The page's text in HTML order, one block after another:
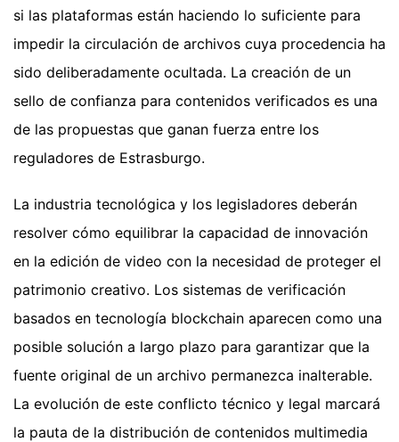
si las plataformas están haciendo lo suficiente para
impedir la circulación de archivos cuya procedencia ha
sido deliberadamente ocultada. La creación de un
sello de confianza para contenidos verificados es una
de las propuestas que ganan fuerza entre los
reguladores de Estrasburgo.
La industria tecnológica y los legisladores deberán
resolver cómo equilibrar la capacidad de innovación
en la edición de video con la necesidad de proteger el
patrimonio creativo. Los sistemas de verificación
basados en tecnología blockchain aparecen como una
posible solución a largo plazo para garantizar que la
fuente original de un archivo permanezca inalterable.
La evolución de este conflicto técnico y legal marcará
la pauta de la distribución de contenidos multimedia